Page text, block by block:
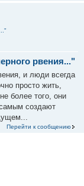
рвения..."
и люди всегда
просто жить,
более того, они
создают
Перейти к сообщению